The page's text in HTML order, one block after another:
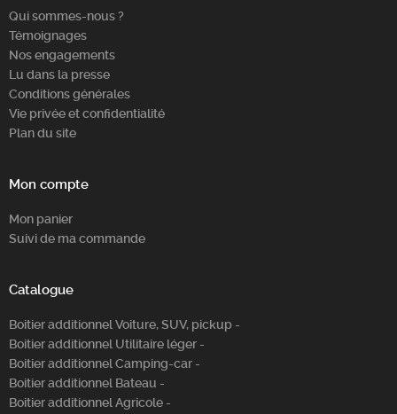
Qui sommes-nous ?
Témoignages
Nos engagements
Lu dans la presse
Conditions générales
Vie privée et confidentialité
Plan du site
Mon compte
Mon panier
Suivi de ma commande
Catalogue
Boitier additionnel Voiture, SUV, pickup -
Boitier additionnel Utilitaire léger -
Boitier additionnel Camping-car -
Boitier additionnel Bateau -
Boitier additionnel Agricole -